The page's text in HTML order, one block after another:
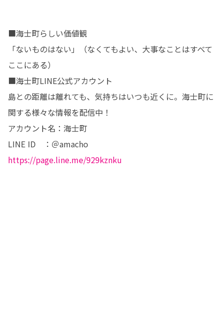
■海士町らしい価値観
「ないものはない」（なくてもよい、大事なことはすべて
ここにある）
■海士町LINE公式アカウント
島との距離は離れても、気持ちはいつも近くに。海士町に
関する様々な情報を配信中！
アカウント名：海士町
https://page.line.me/929kznku